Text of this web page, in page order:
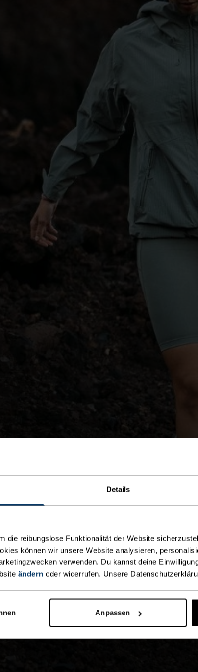
Details
die reibungslose Funktionalität der Website
können wir unsere Website analysieren,
verwenden. Du kannst deine
ändern oder widerrufen. Unsere
Anpassen